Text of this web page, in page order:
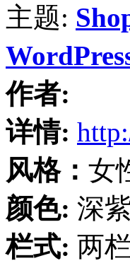
主题:
作者:
详情:
风格： 女
颜色: 深
栏式: 两栏